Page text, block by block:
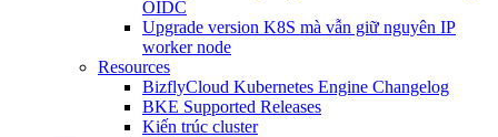
OIDC
Upgrade version K8S mà vẫn giữ nguyên IP
worker node
Resources
BizflyCloud Kubernetes Engine Changelog
BKE Supported Releases
Kiến trúc cluster